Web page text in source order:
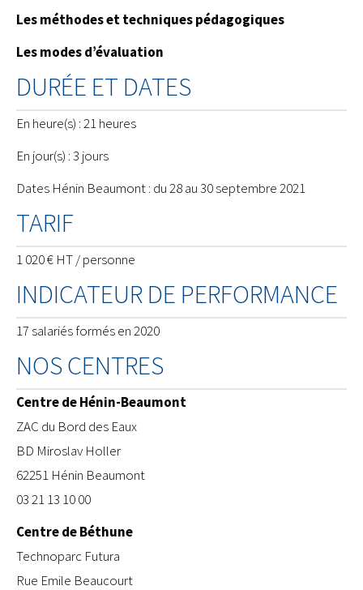
Les méthodes et techniques pédagogiques
Les modes d’évaluation
DURÉE ET DATES
En heure(s) : 21 heures
En jour(s) : 3 jours
Dates Hénin Beaumont : du 28 au 30 septembre 2021
TARIF
1 020 € HT / personne
INDICATEUR DE PERFORMANCE
17 salariés formés en 2020
NOS CENTRES
Centre de Hénin-Beaumont
ZAC du Bord des Eaux
BD Miroslav Holler
62251 Hénin Beaumont
03 21 13 10 00
Centre de Béthune
​Technoparc Futura
Rue Emile Beaucourt